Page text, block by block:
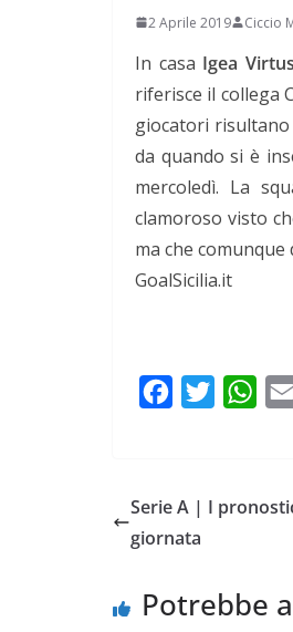
2 Aprile 2019 Ciccio
In casa Igea Virtus
riferisce il collega
giocatori
da quando si è
mercoledì. La
clamoroso visto
ma che
GoalSicilia.it
o
t
r
W
Serie A | I
giornata
Potrebbe